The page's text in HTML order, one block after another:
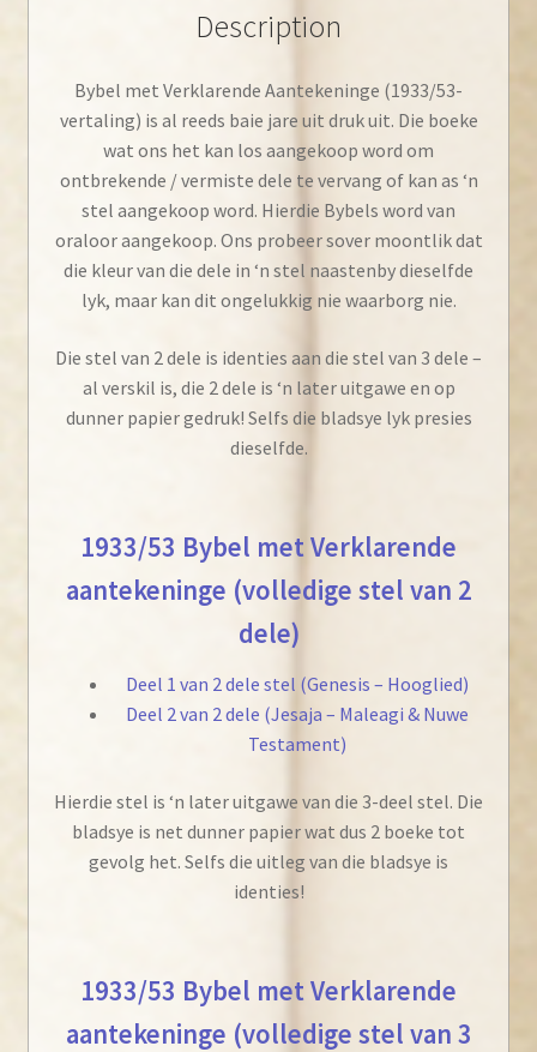
Description
Bybel met Verklarende Aantekeninge (1933/53-
vertaling) is al reeds baie jare uit druk uit. Die boeke
wat ons het kan los aangekoop word om
ontbrekende / vermiste dele te vervang of kan as ‘n
stel aangekoop word. Hierdie Bybels word van
oraloor aangekoop. Ons probeer sover moontlik dat
die kleur van die dele in ‘n stel naastenby dieselfde
lyk, maar kan dit ongelukkig nie waarborg nie.
Die stel van 2 dele is identies aan die stel van 3 dele –
al verskil is, die 2 dele is ‘n later uitgawe en op
dunner papier gedruk! Selfs die bladsye lyk presies
dieselfde.
1933/53 Bybel met Verklarende
aantekeninge (volledige stel van 2
dele)
Deel 1 van 2 dele stel (Genesis – Hooglied)
Deel 2 van 2 dele (Jesaja – Maleagi & Nuwe
Testament)
Hierdie stel is ‘n later uitgawe van die 3-deel stel. Die
bladsye is net dunner papier wat dus 2 boeke tot
gevolg het. Selfs die uitleg van die bladsye is
identies!
1933/53 Bybel met Verklarende
aantekeninge (volledige stel van 3